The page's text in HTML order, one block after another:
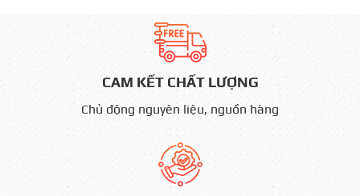
CAM KẾT CHẤT LƯỢNG
Chủ động nguyên liệu, nguồn hàng